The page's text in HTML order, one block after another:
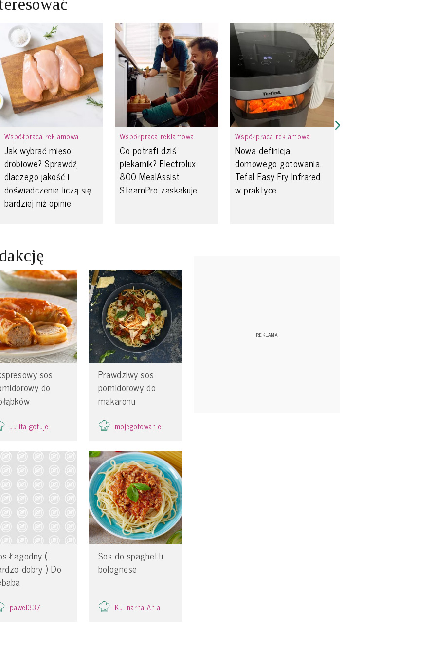
Współpraca reklamowa
Jak wybrać mięso
drobiowe? Sprawdź,
dlaczego jakość i
doświadczenie liczą się
bardziej niż opinie
Współpraca reklamowa
Co potrafi dziś
piekarnik? Electrolux
800 MealAssist
SteamPro zaskakuje
Współpraca reklamowa
Nowa definicja
domowego gotowania.
Tefal Easy Fry Infrared
w praktyce
sos
do
Julita gotuje
Prawdziwy sos
pomidorowy do
makaronu
mojegotowanie
Łagodny (
dobry ) Do
pawel337
Sos do spaghetti
bolognese
Kulinarna Ania